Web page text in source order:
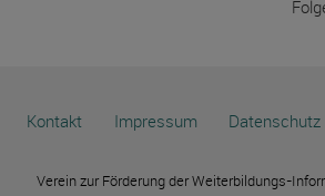
Kontakt Impressum Datenschutz
Verein zur Förderung der Weiterbildungs-